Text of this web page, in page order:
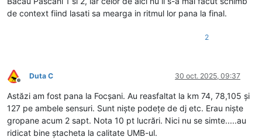
de context fiind lasati sa mearga in ritmul lor pana la final.
2
Deconectat
Duta C 30 oct. 2025, 09:37
Astăzi am fost pana la Focșani. Au reasfaltat la km 74, 78,105 și
127 pe ambele sensuri. Sunt niște podețe de dj etc. Erau niște
gropane acum 2 sapt. Nota 10 pt lucrări. Nici nu se simte.....au
ridicat bine ștacheta la calitate UMB-ul.